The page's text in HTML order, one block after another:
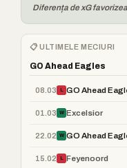
Diferența de xG
📋 ULTIMELE MECIURI
GO Ahead Eagles
08.03 L GO Ahead
01.03 W Excelsior
22.02 W GO Ahead
15.02 L Feyenoord